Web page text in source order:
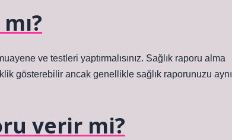
ve testleri yaptırmalısınız. Sağlık raporu alma
gösterebilir ancak genellikle sağlık raporunuzu aynı
verir mi?